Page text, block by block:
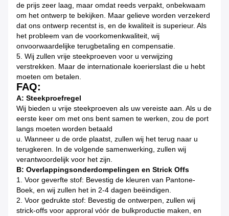
de prijs zeer laag, maar omdat reeds verpakt, onbekwaam
om het ontwerp te bekijken. Maar gelieve worden verzekerd
dat ons ontwerp recentst is, en de kwaliteit is superieur. Als
het probleem van de voorkomenkwaliteit, wij
onvoorwaardelijke terugbetaling en compensatie.
5. Wij zullen vrije steekproeven voor u verwijzing
verstrekken. Maar de internationale koerierslast die u hebt
moeten om betalen.
FAQ:
A: Steekproefregel
Wij bieden u vrije steekproeven als uw vereiste aan. Als u de
eerste keer om met ons bent samen te werken, zou de port
langs moeten worden betaald
u. Wanneer u de orde plaatst, zullen wij het terug naar u
terugkeren. In de volgende samenwerking, zullen wij
verantwoordelijk voor het zijn.
B: Overlappingsonderdompelingen en Strick Offs
1. Voor geverfte stof: Bevestig de kleuren van Pantone-
Boek, en wij zullen het in 2-4 dagen beëindigen.
2. Voor gedrukte stof: Bevestig de ontwerpen, zullen wij
strick-offs voor approral vóór de bulkproductie maken, en